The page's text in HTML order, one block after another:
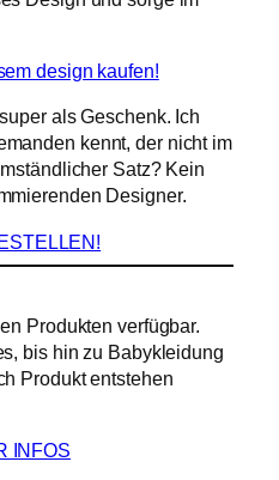
design kaufen!
als Geschenk. Ich
kennt, der nicht im
Satz? Kein
Designer.
Produkten verfügbar.
bis hin zu Babykleidung
Produkt entstehen
INFOS